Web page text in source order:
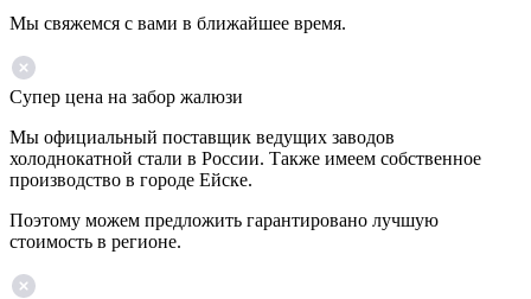
Мы свяжемся с вами в ближайшее время.
Супер цена на забор жалюзи
Мы официальный поставщик ведущих заводов
холоднокатной стали в России. Также имеем собственное
производство в городе Ейске.
Поэтому можем предложить гарантировано лучшую
стоимость в регионе.